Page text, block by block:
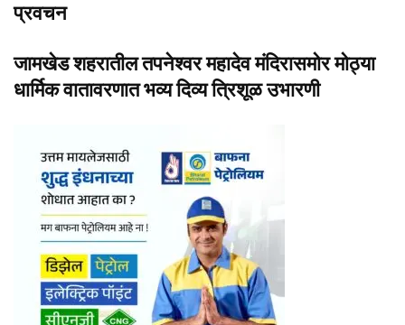
प्रवचन
जामखेड शहरातील तपनेश्वर महादेव मंदिरासमोर मोठ्या
धार्मिक वातावरणात भव्य दिव्य त्रिशूळ उभारणी